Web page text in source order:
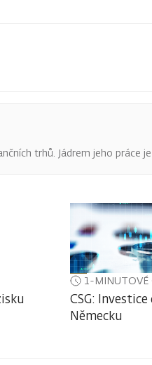
trhů. Jádrem jeho
1-MINUTOVÉ
CSG:
Německu